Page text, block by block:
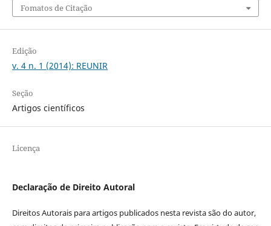
Fomatos de Citação
Edição
v. 4 n. 1 (2014): REUNIR
Seção
Artigos científicos
Licença
Declaração de Direito Autoral
Direitos Autorais para artigos publicados nesta revista são do autor,